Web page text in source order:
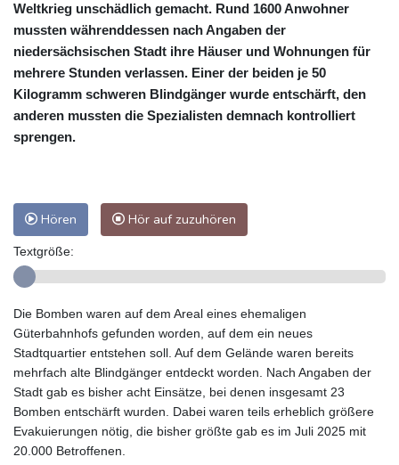
Weltkrieg unschädlich gemacht. Rund 1600 Anwohner
mussten währenddessen nach Angaben der
niedersächsischen Stadt ihre Häuser und Wohnungen für
mehrere Stunden verlassen. Einer der beiden je 50
Kilogramm schweren Blindgänger wurde entschärft, den
anderen mussten die Spezialisten demnach kontrolliert
sprengen.
Hören Hör auf zuzuhören
Textgröße:
Die Bomben waren auf dem Areal eines ehemaligen
Güterbahnhofs gefunden worden, auf dem ein neues
Stadtquartier entstehen soll. Auf dem Gelände waren bereits
mehrfach alte Blindgänger entdeckt worden. Nach Angaben der
Stadt gab es bisher acht Einsätze, bei denen insgesamt 23
Bomben entschärft wurden. Dabei waren teils erheblich größere
Evakuierungen nötig, die bisher größte gab es im Juli 2025 mit
20.000 Betroffenen.